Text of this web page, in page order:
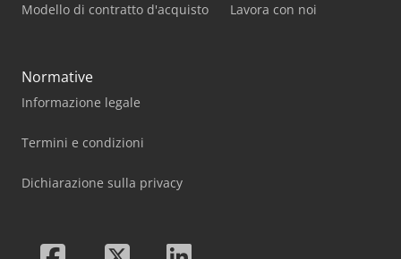
Modello di contratto d'acquisto Lavora con noi
Normative
Informazione legale
Termini e condizioni
Dichiarazione sulla privacy